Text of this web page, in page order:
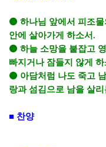
⚫ 하나님 앞에서 피조
안에 살아가게 하소서.
⚫ 하늘 소망을 붙잡고
빠지거나 잠들지 않게 하
⚫ 아담처럼 나도 죽고
랑과 섬김으로 남을 살
■ 찬양